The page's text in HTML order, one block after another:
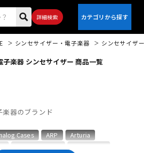
詳細検索
ウクレレ
シンセサイザー・電子楽器 シンセサイザ
子楽器 シンセサイザー 商品一覧
器のブランド
Cases ARP
Arturia